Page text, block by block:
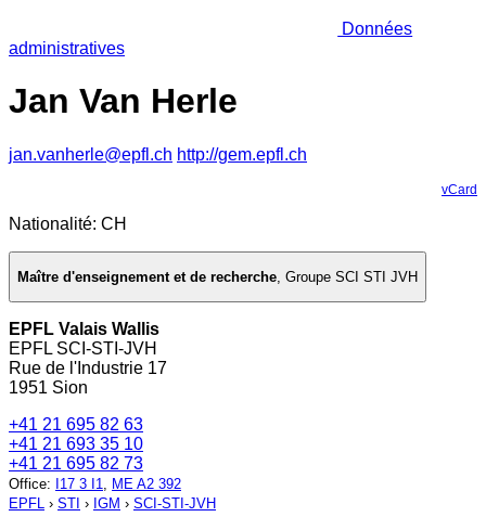
Données
administratives
Jan Van Herle
jan.vanherle@epfl.ch http://gem.epfl.ch
vCard
Nationalité: CH
Maître d'enseignement et de recherche, Groupe SCI STI JVH
EPFL Valais Wallis
EPFL SCI-STI-JVH
Rue de l'Industrie 17
1951 Sion
+41 21 695 82 63
+41 21 693 35 10
+41 21 695 82 73
Office: I17 3 I1, ME A2 392
EPFL › STI › IGM › SCI-STI-JVH